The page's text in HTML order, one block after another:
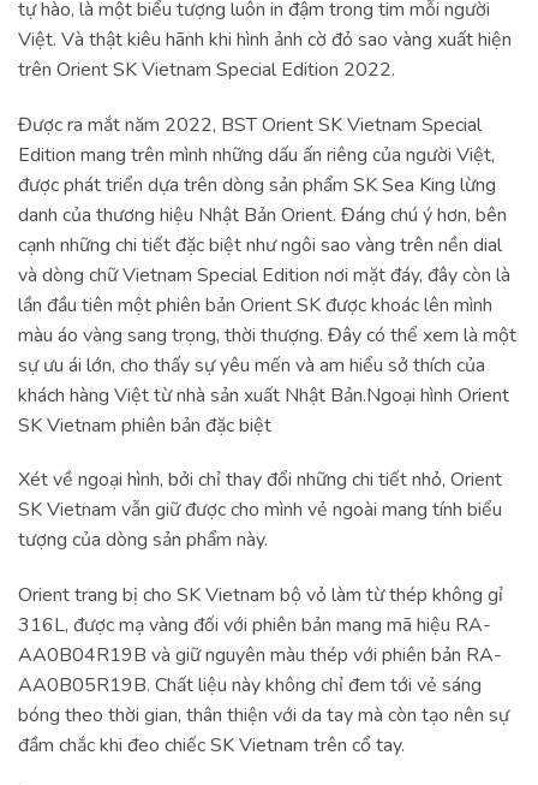
tự hào, là một biểu tượng luôn in đậm trong tim mỗi người
Việt. Và thật kiêu hãnh khi hình ảnh cờ đỏ sao vàng xuất hiện
trên Orient SK Vietnam Special Edition 2022.
Được ra mắt năm 2022, BST Orient SK Vietnam Special
Edition mang trên mình những dấu ấn riêng của người Việt,
được phát triển dựa trên dòng sản phẩm SK Sea King lừng
danh của thương hiệu Nhật Bản Orient. Đáng chú ý hơn, bên
cạnh những chi tiết đặc biệt như ngôi sao vàng trên nền dial
và dòng chữ Vietnam Special Edition nơi mặt đáy, đây còn là
lần đầu tiên một phiên bản Orient SK được khoác lên mình
màu áo vàng sang trọng, thời thượng. Đây có thể xem là một
sự ưu ái lớn, cho thấy sự yêu mến và am hiểu sở thích của
khách hàng Việt từ nhà sản xuất Nhật Bản.Ngoại hình Orient
SK Vietnam phiên bản đặc biệt
Xét về ngoại hình, bởi chỉ thay đổi những chi tiết nhỏ, Orient
SK Vietnam vẫn giữ được cho mình vẻ ngoài mang tính biểu
tượng của dòng sản phẩm này.
Orient trang bị cho SK Vietnam bộ vỏ làm từ thép không gỉ
316L, được mạ vàng đối với phiên bản mang mã hiệu RA-
AA0B04R19B và giữ nguyên màu thép với phiên bản RA-
AA0B05R19B. Chất liệu này không chỉ đem tới vẻ sáng
bóng theo thời gian, thân thiện với da tay mà còn tạo nên sự
đầm chắc khi đeo chiếc SK Vietnam trên cổ tay.